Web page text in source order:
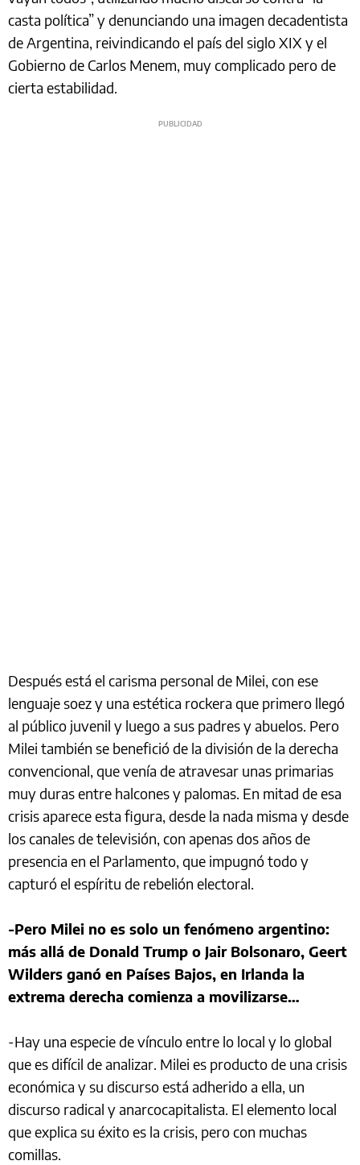
casta política” y denunciando una imagen decadentista
de Argentina, reivindicando el país del siglo XIX y el
Gobierno de Carlos Menem, muy complicado pero de
cierta estabilidad.
Después está el carisma personal de Milei, con ese
lenguaje soez y una estética rockera que primero llegó
al público juvenil y luego a sus padres y abuelos. Pero
Milei también se benefició de la división de la derecha
convencional, que venía de atravesar unas primarias
muy duras entre halcones y palomas. En mitad de esa
crisis aparece esta figura, desde la nada misma y desde
los canales de televisión, con apenas dos años de
presencia en el Parlamento, que impugnó todo y
capturó el espíritu de rebelión electoral.
-Pero Milei no es solo un fenómeno argentino:
más allá de Donald Trump o Jair Bolsonaro, Geert
Wilders ganó en Países Bajos, en Irlanda la
extrema derecha comienza a movilizarse…
-Hay una especie de vínculo entre lo local y lo global
que es difícil de analizar. Milei es producto de una crisis
económica y su discurso está adherido a ella, un
discurso radical y anarcocapitalista. El elemento local
que explica su éxito es la crisis, pero con muchas
comillas.